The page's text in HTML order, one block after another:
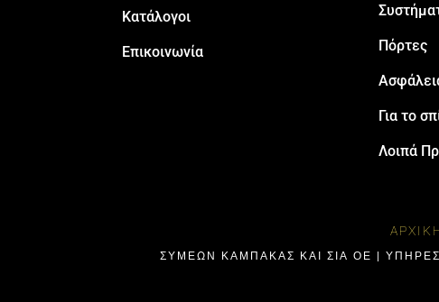
Κατάλογοι
Επικοινωνία Πόρτες
Για το
Λοιπά
ΣΥΜΕΩΝ ΚΑΜΠΑΚΑΣ ΚΑΙ ΣΙΑ ΟΕ |